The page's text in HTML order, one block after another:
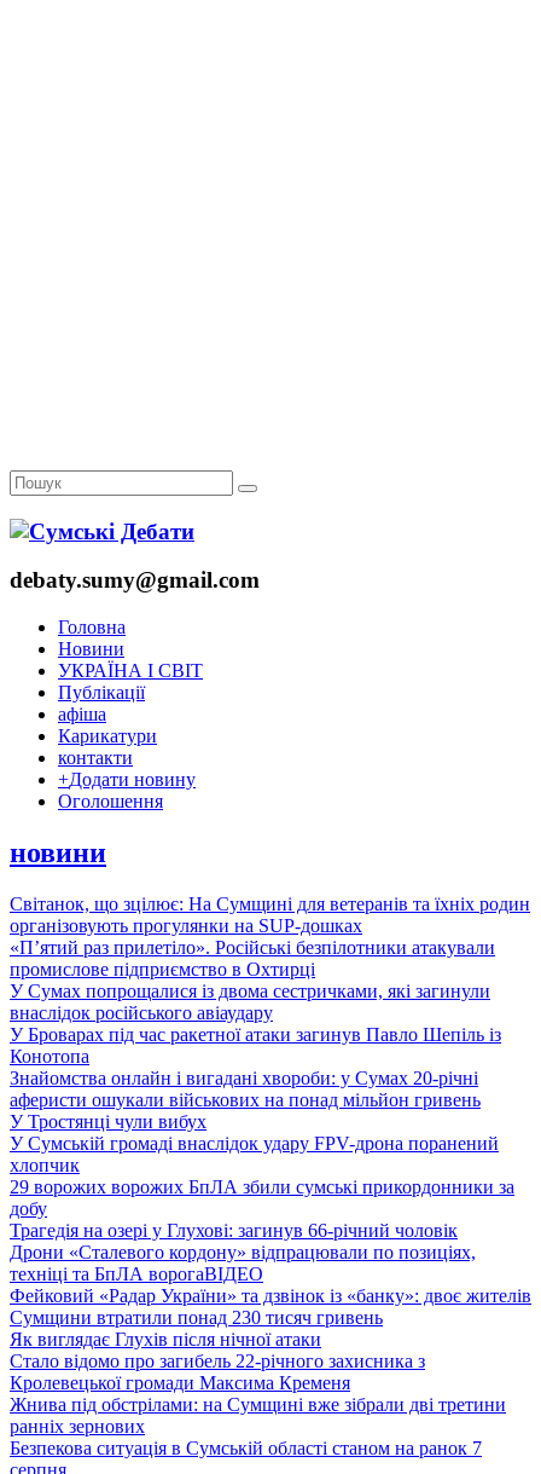
debaty.sumy@gmail.com
Головна
Новини
УКРАЇНА І СВІТ
Публікації
афіша
Карикатури
контакти
+Додати новину
Оголошення
новини
Світанок, що зцілює: На Сумщині для ветеранів та їхніх родин
організовують прогулянки на SUP-дошках
«П’ятий раз прилетіло». Російські безпілотники атакували
промислове підприємство в Охтирці
У Сумах попрощалися із двома сестричками, які загинули
внаслідок російського авіаудару
У Броварах під час ракетної атаки загинув Павло Шепіль із
Конотопа
Знайомства онлайн і вигадані хвороби: у Сумах 20-річні
аферисти ошукали військових на понад мільйон гривень
У Тростянці чули вибух
У Сумській громаді внаслідок удару FPV-дрона поранений
хлопчик
29 ворожих ворожих БпЛА збили сумські прикордонники за
добу
Трагедія на озері у Глухові: загинув 66-річний чоловік
Дрони «Сталевого кордону» відпрацювали по позиціях,
техніці та БпЛА ворогаВІДЕО
Фейковий «Радар України» та дзвінок із «банку»: двоє жителів
Сумщини втратили понад 230 тисяч гривень
Як виглядає Глухів після нічної атаки
Стало відомо про загибель 22-річного захисника з
Кролевецької громади Максима Кременя
Жнива під обстрілами: на Сумщині вже зібрали дві третини
ранніх зернових
Безпекова ситуація в Сумській області станом на ранок 7
серпня